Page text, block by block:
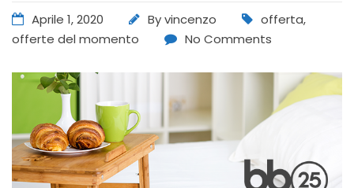
Aprile 1, 2020 Byvincenzo offerta,
offerte del momento
No Comments